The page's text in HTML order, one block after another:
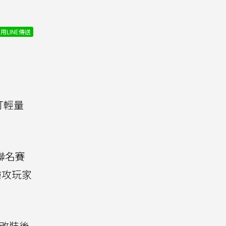
用LINE傳送
輕量
名賽
玩家